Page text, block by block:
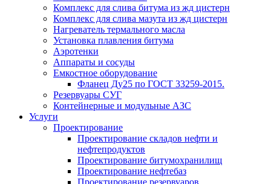
Комплекс для слива битума из жд цистерн
Комплекс для слива мазута из жд цистерн
Нагреватель термального масла
Установка плавления битума
Аэротенки
Аппараты и сосуды
Емкостное оборудование
Фланец Ду25 по ГОСТ 33259-2015.
Резервуары СУГ
Контейнерные и модульные АЗС
Услуги
Проектирование
Проектирование складов нефти и
нефтепродуктов
Проектирование битумохранилищ
Проектирование нефтебаз
Проектирование резервуаров